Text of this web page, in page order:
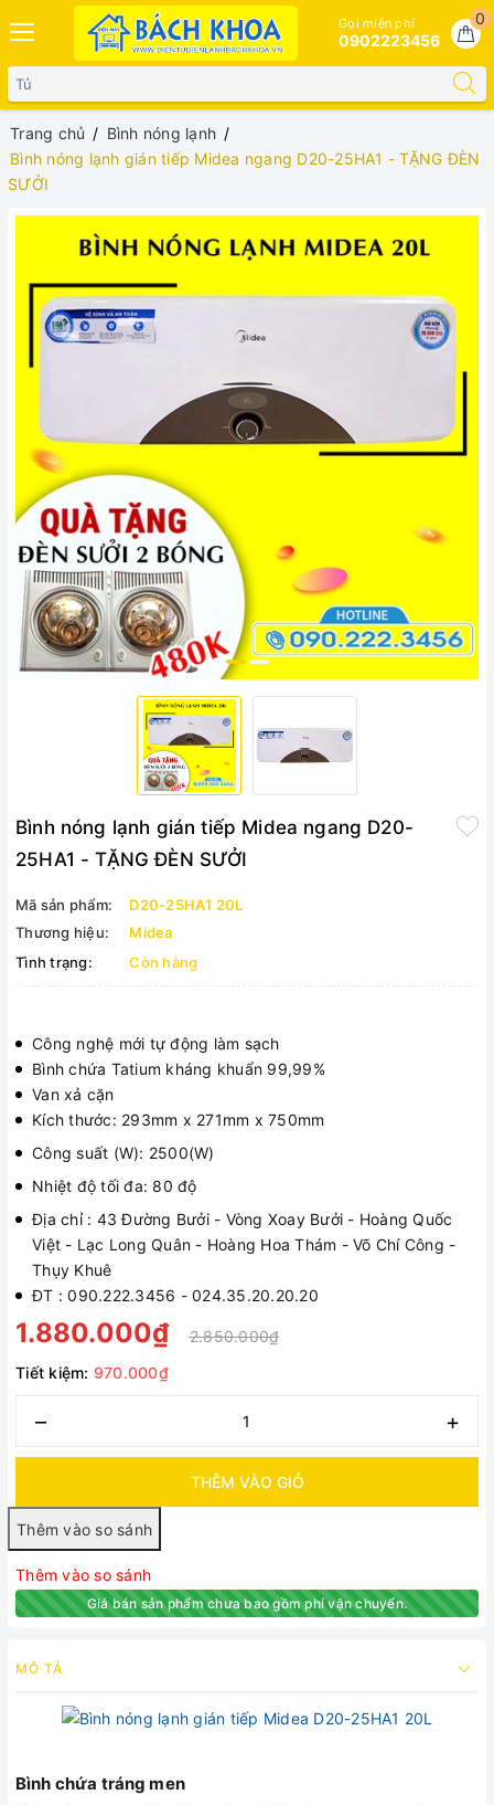
0
Gọi miễn phí
0902223456
Trang chủ
Bình nóng lạnh
Bình nóng lạnh gián tiếp Midea ngang D20-25HA1 - TẶNG ĐÈN
SƯỞI
Bình nóng lạnh gián tiếp Midea ngang D20-
25HA1 - TẶNG ĐÈN SƯỞI
Mã sản phẩm:
D20-25HA1 20L
Thương hiệu:
Midea
Tình trạng:
Còn hàng
Công nghệ mới tự động làm sạch
Bình chứa Tatium kháng khuẩn 99,99%
Van xả cặn
Kích thước: 293mm x 271mm x 750mm
Công suất (W): 2500(W)
Nhiệt độ tối đa: 80 độ
Địa chỉ : 43 Đường Bưởi - Vòng Xoay Bưởi - Hoàng Quốc
Việt - Lạc Long Quân - Hoàng Hoa Thám - Võ Chí Công -
Thụy Khuê
ĐT : 090.222.3456 - 024.35.20.20.20
1.880.000₫
2.850.000₫
Tiết kiệm: 970.000₫
– +
THÊM VÀO GIỎ
Thêm vào so sánh
Giá bán sản phẩm chưa bao gồm phí vận chuyển.
MÔ TẢ
Bình chứa tráng men